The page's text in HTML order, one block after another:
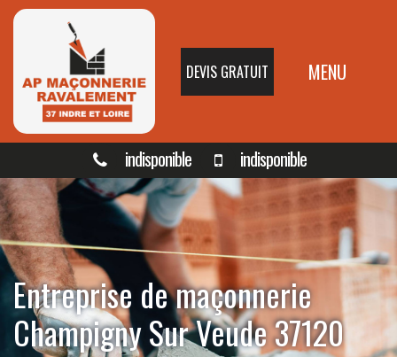
DEVIS GRATUIT MENU
indisponible indisponible
Entreprise de maçonnerie
Champigny Sur Veude 37120